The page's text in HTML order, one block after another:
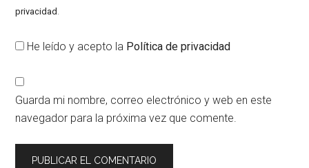
privacidad .
He leído y acepto la Política de privacidad
Guarda mi nombre, correo electrónico y web en este
navegador para la próxima vez que comente.